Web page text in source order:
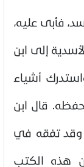
فأبى عليه،
إلى ابن
أشياء
قال ابن
تفقه في
هذه الكتب